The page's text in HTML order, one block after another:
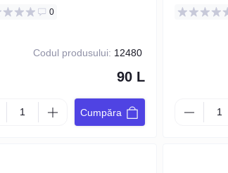
0
Codul produsului: 12480
90 L
Cumpăra